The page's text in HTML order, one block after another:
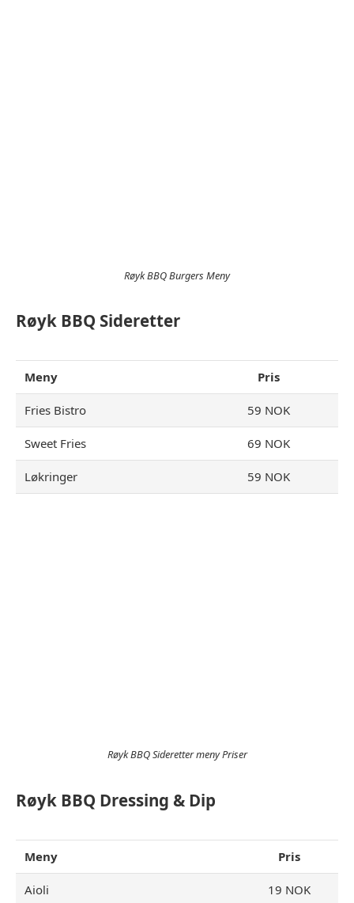
Røyk BBQ Burgers Meny
Røyk BBQ Sideretter
Meny Pris
Fries Bistro 59 NOK
Sweet Fries 69 NOK
Løkringer 59 NOK
Røyk BBQ Sideretter meny Priser
Røyk BBQ Dressing & Dip
Meny Pris
Aioli 19 NOK